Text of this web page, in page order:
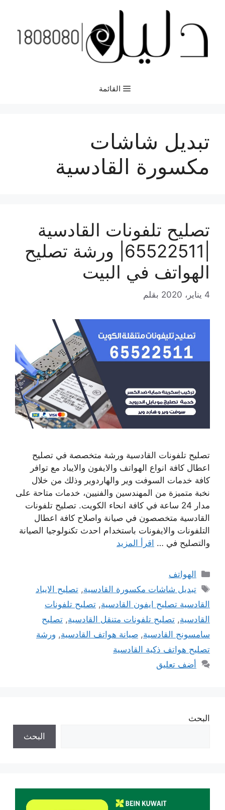
المحتوى
القائمة
تبديل شاشات
مكسورة القادسية
تصليح تلفونات القادسية
|65522511| ورشة تصليح
الهواتف في البيت
4 يناير، 2020 بقلم
تصليح تلفونات القادسية ورشة متخصصة في تصليح
اعطال كافة انواع الهواتف والايفون والايباد مع توافر
كافة خدمات السوفت وير والهاردوير وذلك من خلال
نخبة متميزة من المهندسين والفنيين، خدمات متاحة على
مدار 24 ساعة في كافة انحاء الكويت. تصليح تلفونات
القادسية متخصصون في صيانة واصلاح كافة اعطال
التلفونات والايفونات باستخدام احدث تكنولوجيا الصيانة
والتصليح في … اقرأ المزيد
التصنيفات
الهواتف
الوسوم
تبديل شاشات مكسورة القادسية,تصليح الايباد
القادسية تصليح ايفون القادسية, تصليح تلفونات
القادسية, تصليح تلفونات متنقل القادسية, تصليح
سامسونج القادسية, صيانة هواتف القادسية, ورشة
تصليح هواتف ذكية القادسية
أضف تعليق
البحث
البحث